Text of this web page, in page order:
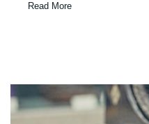
Read More